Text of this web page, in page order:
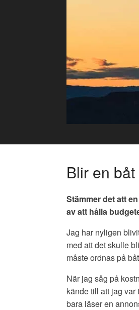
Blir en
Stämmer det att
av att hålla
Jag har nyligen
med att det skulle
måste ordnas på
När jag såg på
kände till att jag
bara läser en